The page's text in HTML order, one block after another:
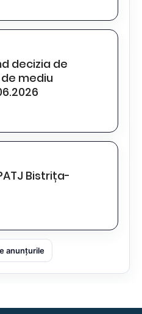
decizia de
mediu
Bistrița-
anunțurile